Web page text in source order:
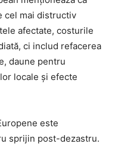
cel mai distructiv
afectate, costurile
ci includ refacerea
daune pentru
locale și efecte
este
sprijin post-dezastru.